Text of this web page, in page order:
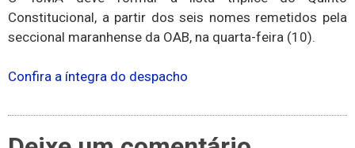
Constitucional, a partir dos seis nomes remetidos pela
seccional maranhense da OAB, na quarta-feira (10).
Confira a íntegra do despacho